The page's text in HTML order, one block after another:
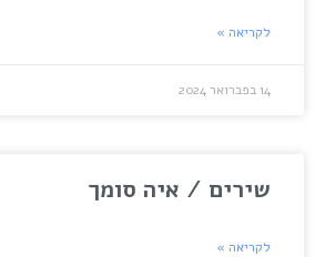
לקריאה »
14 בפברואר 2024
שירים / איה סומך
לקריאה »